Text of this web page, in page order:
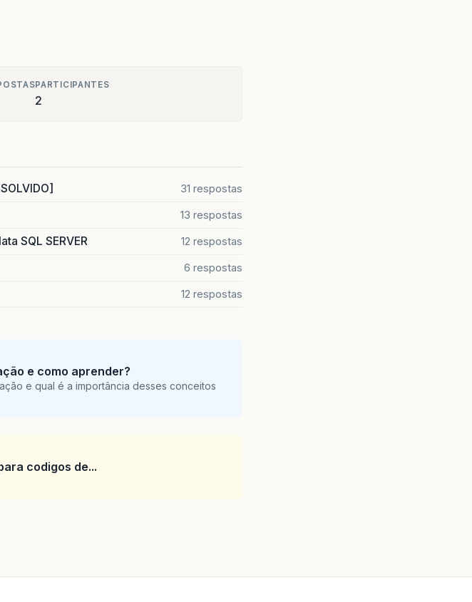
PARTICIPANTES
2
31 respostas
13 respostas
SQL SERVER 12 respostas
6 respostas
12 respostas
e como aprender?
e qual é a importância desses conceitos
codigos de...